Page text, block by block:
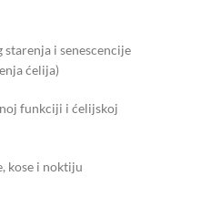
i senescencije
ćelija)
funkciji i ćelijskoj
kose i noktiju